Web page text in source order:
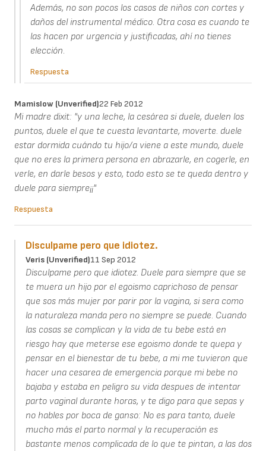
Además, no son pocos los casos de niños con cortes y
daños del instrumental médico. Otra cosa es cuando te
las hacen por urgencia y justificadas, ahí no tienes
elección.
Respuesta
Mamislow (unverified)22 Feb 2012
Mi madre dixit: "y una leche, la cesárea si duele, duelen los
puntos, duele el que te cuesta levantarte, moverte. duele
estar dormida cuándo tu hijo/a viene a este mundo, duele
que no eres la primera persona en abrazarle, en cogerle, en
verle, en darle besos y esto, todo esto se te queda dentro y
duele para siempre¡¡"
Respuesta
Disculpame pero que idiotez.
Veris (unverified)11 Sep 2012
Disculpame pero que idiotez. Duele para siempre que se
te muera un hijo por el egoismo caprichoso de pensar
que sos más mujer por parir por la vagina, si sera como
la naturaleza manda pero no siempre se puede. Cuando
las cosas se complican y la vida de tu bebe está en
riesgo hay que meterse ese egoismo donde te quepa y
pensar en el bienestar de tu bebe, a mi me tuvieron que
hacer una cesarea de emergencia porque mi bebe no
bajaba y estaba en peligro su vida despues de intentar
parto vaginal durante horas, y te digo para que sepas y
no hables por boca de ganso: No es para tanto, duele
mucho más el parto normal y la recuperación es
bastante menos complicada de lo que te pintan, a las dos